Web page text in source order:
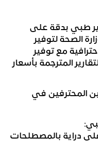
طبي بدقة على
الصحة لتوفير
مع توفير
المترجمة بأسعار
المحترفين في
على دراية بالمصطلحات